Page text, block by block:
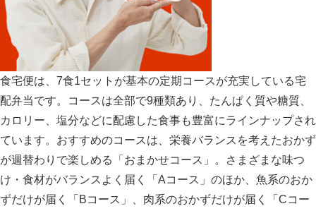
食宅便は、7食1セットが基本の定期コースが充実している宅
配弁当です。コースは全部で9種類あり、たんぱく質や糖質、
カロリー、塩分などに配慮した食事も豊富にラインナップされ
ています。おすすめのコースは、栄養バランスを考えたおかず
が週替わりで楽しめる「おまかせコース」。さまざまな味つ
け・食材がバランスよく届く「Aコース」のほか、魚系のおか
ずだけが届く「Bコース」、肉系のおかずだけが届く「Cコー